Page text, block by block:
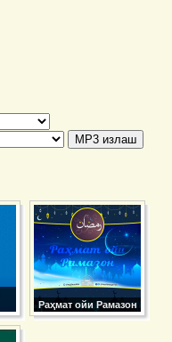
Раҳмат ойи Рамазон